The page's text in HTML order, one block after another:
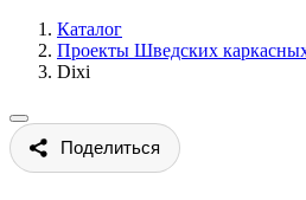
Каталог
Проекты Шведских
Dixi
Поделиться